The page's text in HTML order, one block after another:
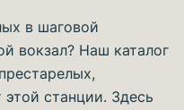
в шаговой
вокзал? Наш каталог
станции. Здесь